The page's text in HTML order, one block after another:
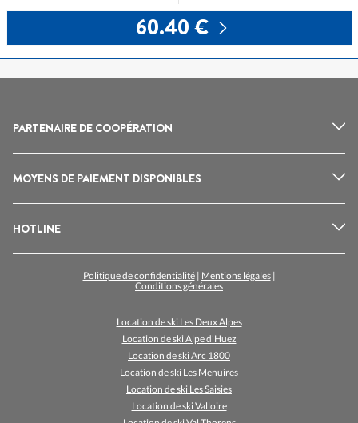
60.40 €
PARTENAIRE DE COOPÉRATION
MOYENS DE PAIEMENT DISPONIBLES
HOTLINE
Politique de confidentialité| Mentions légales|
Conditions générales
Location de ski Les Deux Alpes
Location de ski Alpe d'Huez
Location de ski Arc 1800
Location de ski Les Menuires
Location de ski Les Saisies
Location de ski Valloire